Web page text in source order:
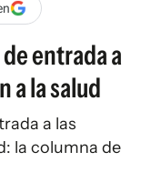
entrada a
a la salud
a las
la columna de